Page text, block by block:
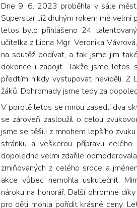
Dne 9. 6. 2023 proběhla v sále
Superstar. Již druhým rokem mě
letos bylo přihlášeno 24
učitelka z Lipna Mgr. Veronika
na soutěž podívat, a tak jsme jim
dokonce i zapojit. Takže jsme
předtím nikdy vystupovat neviděli. Z
žáků. Dohromady jsme tedy za
V porotě letos se mnou zasedli dva
se zároveň zasloužil o celou
jsme se těšili z mnohem lepšího
stránku a veškerou přípravu
dopoledne velmi zdařile
zmiňovaných z celého srdce a
akce vůbec nemohla uskutečnit.
nároku na honorář. Další ohromné
pro děti mohla pořídit krásné ceny.